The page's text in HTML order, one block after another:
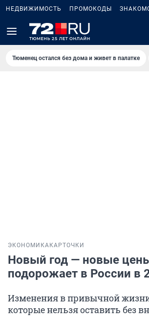
НЕДВИЖИМОСТЬ ПРОМОКОДЫ
Тюменец остался без дома и живет в палатке
ЭКОНОМИКА КАРТОЧКИ
Новый год — новые
подорожает в России в
Изменения в привычной
которые нельзя оставить без